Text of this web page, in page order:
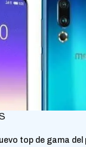
top de gama